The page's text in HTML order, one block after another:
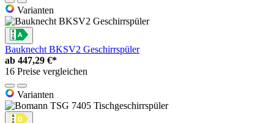
Varianten
Bauknecht BKSV2 Geschirrspüler
ab 447,29 €*
16 Preise vergleichen
Varianten